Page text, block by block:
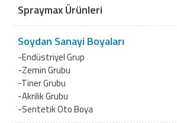
Spraymax Ürünleri
Soydan Sanayi Boyaları
-Endüstriyel Grup
-Zemin Grubu
-Tiner Grubu
-Akrilik Grubu
-Sentetik Oto Boya